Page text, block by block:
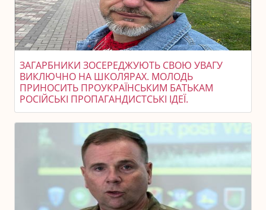
ЗАГАРБНИКИ ЗОСЕРЕДЖУЮТЬ СВОЮ УВАГУ
ВИКЛЮЧНО НА ШКОЛЯРАХ. МОЛОДЬ
ПРИНОСИТЬ ПРОУКРАЇНСЬКИМ БАТЬКАМ
РОСІЙСЬКІ ПРОПАГАНДИСТСЬКІ ІДЕЇ.